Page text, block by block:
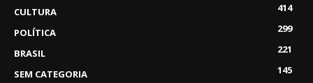
CULTURA
414
POLÍTICA
299
BRASIL
221
SEM CATEGORIA
145